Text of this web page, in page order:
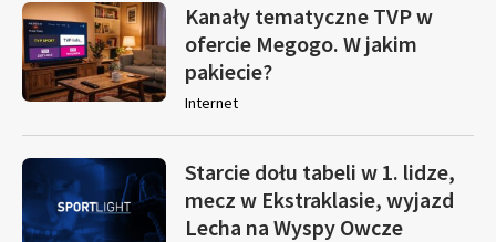
Kanały tematyczne TVP w
ofercie Megogo. W jakim
pakiecie?
Internet
Starcie dołu tabeli w 1. lidze,
mecz w Ekstraklasie, wyjazd
Lecha na Wyspy Owcze